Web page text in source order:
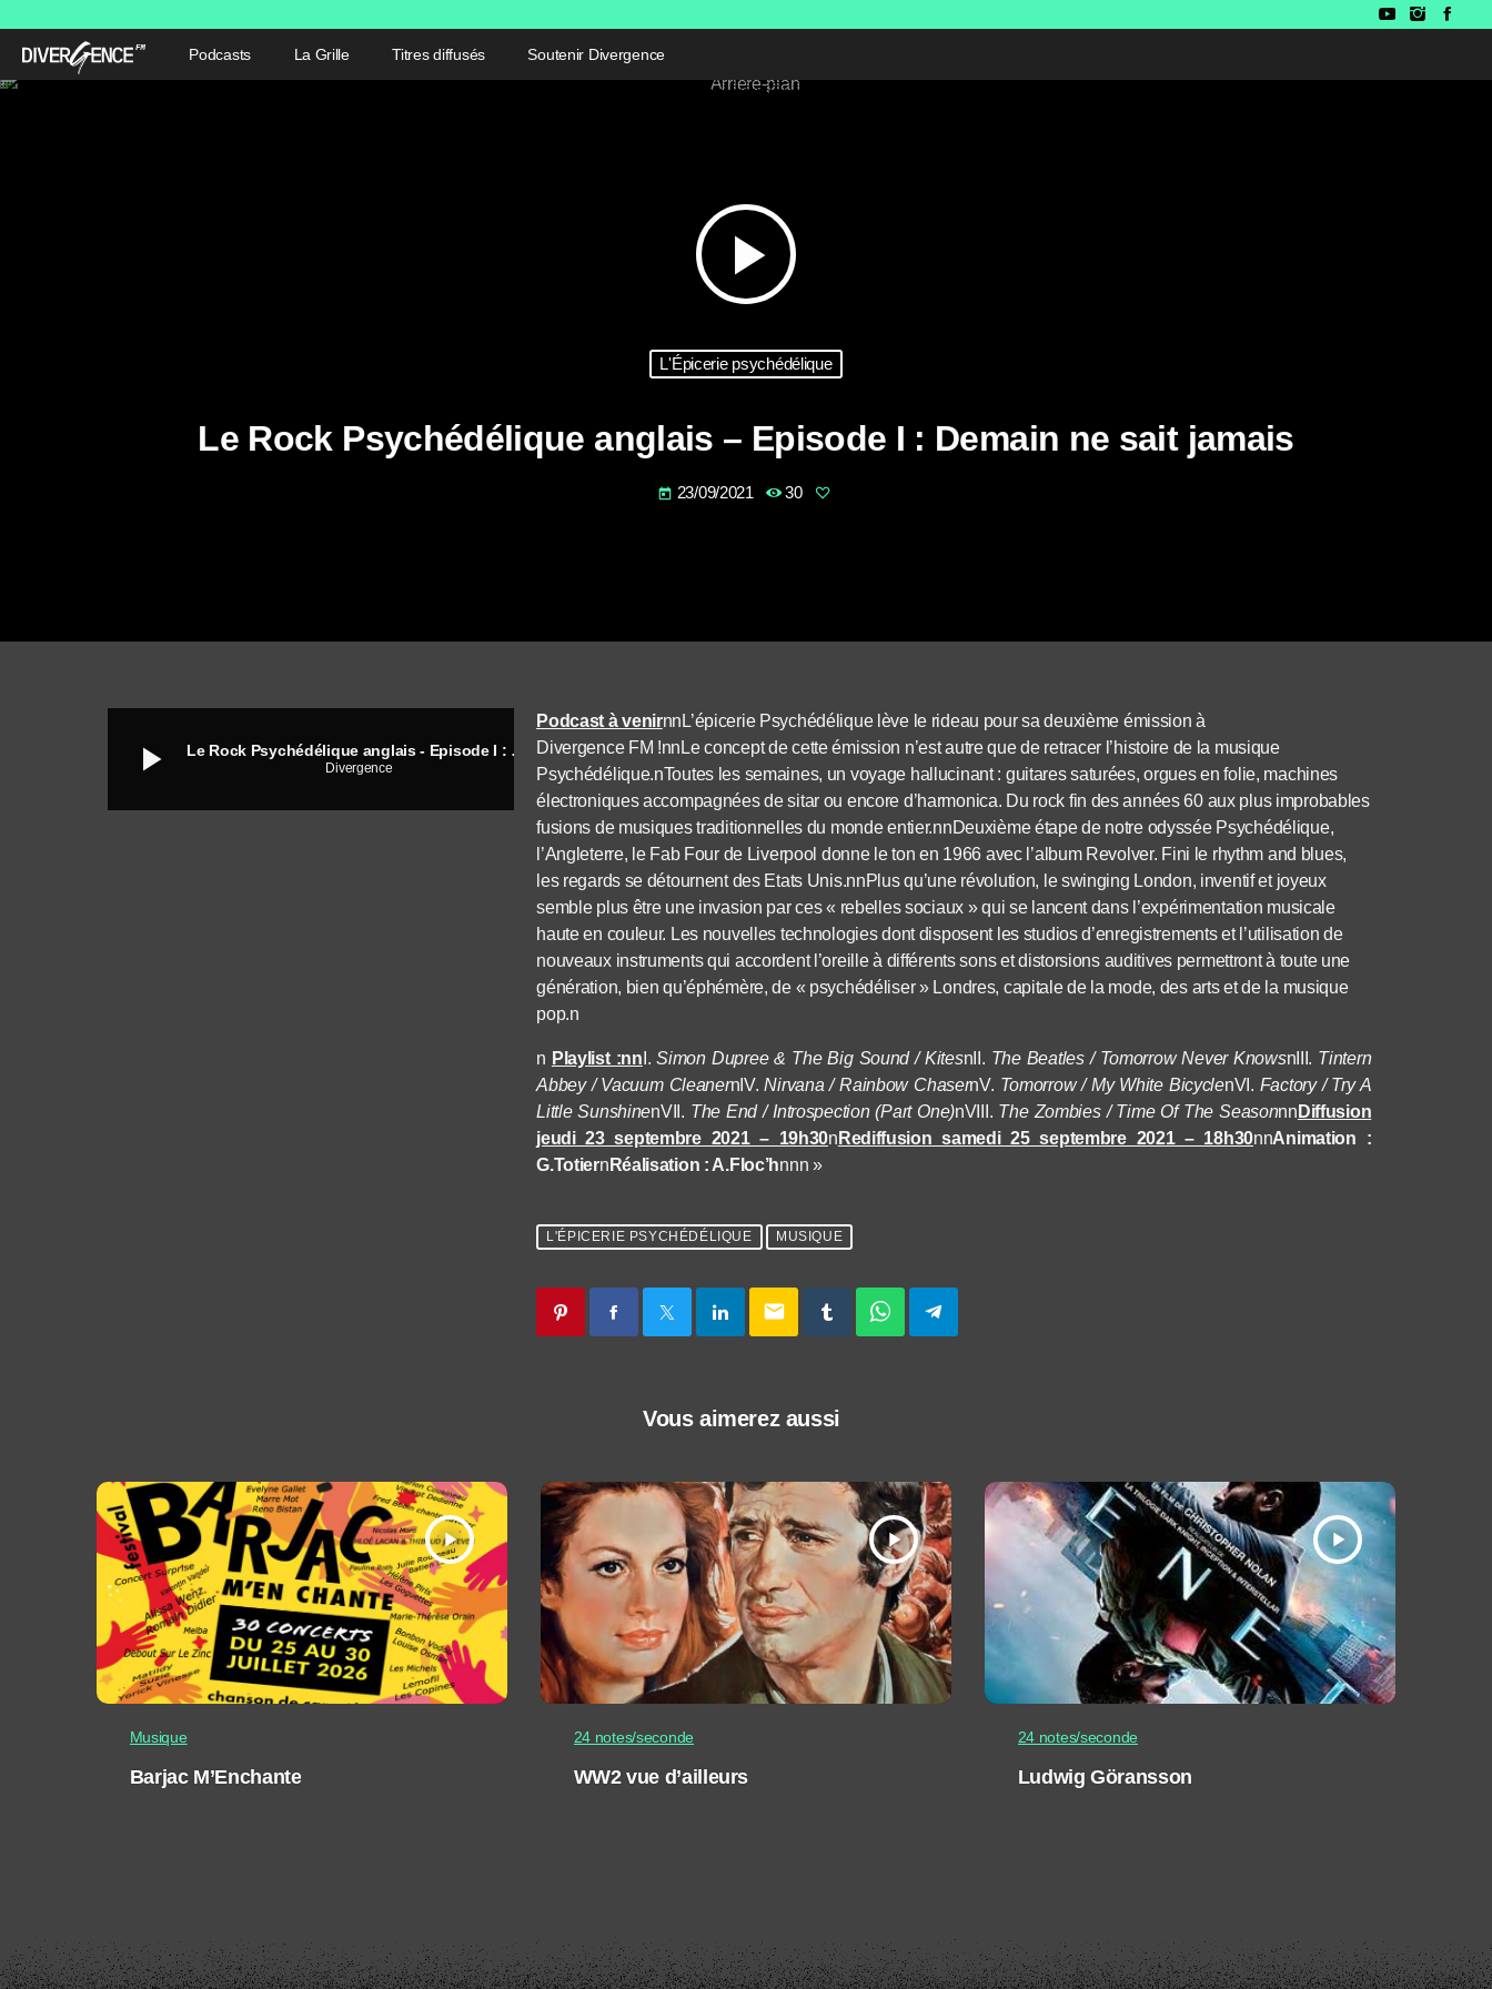
Podcasts La Grille Titres diffusés Soutenir Divergence
play_arrow
L'Épicerie psychédélique
Le Rock Psychédélique anglais – Episode I : Demain ne sait jamais
today 23/09/2021 30
play_arrow Le Rock Psychédélique anglais - Episode I : Demain ne sait jamais
Divergence
Podcast à venirnnL’épicerie Psychédélique lève le rideau pour sa deuxième émission à
Divergence FM !nnLe concept de cette émission n’est autre que de retracer l’histoire de la musique
Psychédélique.nToutes les semaines, un voyage hallucinant : guitares saturées, orgues en folie, machines
électroniques accompagnées de sitar ou encore d’harmonica. Du rock fin des années 60 aux plus improbables
fusions de musiques traditionnelles du monde entier.nnDeuxième étape de notre odyssée Psychédélique,
l’Angleterre, le Fab Four de Liverpool donne le ton en 1966 avec l’album Revolver. Fini le rhythm and blues,
les regards se détournent des Etats Unis.nnPlus qu’une révolution, le swinging London, inventif et joyeux
semble plus être une invasion par ces « rebelles sociaux » qui se lancent dans l’expérimentation musicale
haute en couleur. Les nouvelles technologies dont disposent les studios d’enregistrements et l’utilisation de
nouveaux instruments qui accordent l’oreille à différents sons et distorsions auditives permettront à toute une
génération, bien qu’éphémère, de « psychédéliser » Londres, capitale de la mode, des arts et de la musique
pop.n
n Playlist :nn I. Simon Dupree & The Big Sound / Kitesn II. The Beatles / Tomorrow Never Knowsn III. Tintern
Abbey / Vacuum Cleanern IV. Nirvana / Rainbow ChasernV. Tomorrow / My White BicyclenVI. Factory / Try A
Little SunshinenVII. The End / Introspection (Part One)nVIII. The Zombies / Time Of The Seasonnn Diffusion
jeudi 23 septembre 2021 – 19h30n Rediffusion samedi 25 septembre 2021 – 18h30nnAnimation :
G.Totiern Réalisation : A.Floc’hnnn »
L'ÉPICERIE PSYCHÉDÉLIQUE MUSIQUE
email
Vous aimerez aussi
play_arrow
Musique
Barjac M’Enchante
play_arrow
24 notes/seconde
WW2 vue d’ailleurs
play_arrow
24 notes/seconde
Ludwig Göransson